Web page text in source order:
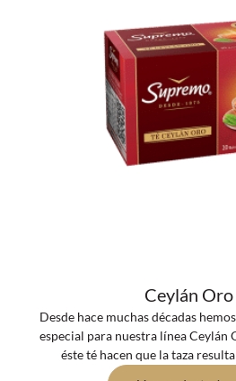
Ceylán
Desde hace muchas décadas
especial para nuestra línea Ceylán
éste té hacen que la taza
dorados y un sabor equilibrado,